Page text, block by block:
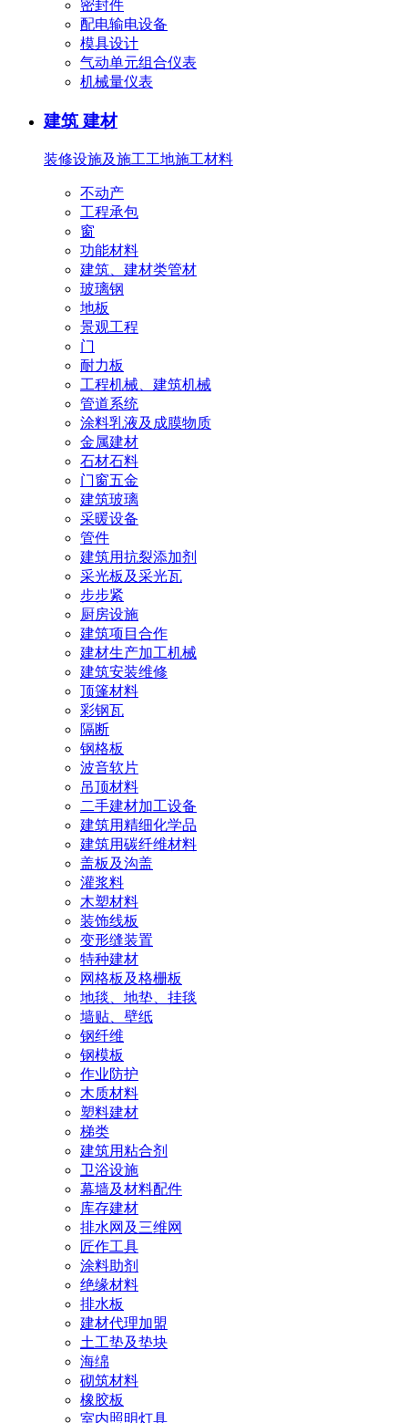
密封件
配电输电设备
模具设计
气动单元组合仪表
机械量仪表
建筑 建材
装修设施及施工工地施工材料
不动产
工程承包
窗
功能材料
建筑、建材类管材
玻璃钢
地板
景观工程
门
耐力板
工程机械、建筑机械
管道系统
涂料乳液及成膜物质
金属建材
石材石料
门窗五金
建筑玻璃
采暖设备
管件
建筑用抗裂添加剂
采光板及采光瓦
步步紧
厨房设施
建筑项目合作
建材生产加工机械
建筑安装维修
顶篷材料
彩钢瓦
隔断
钢格板
波音软片
吊顶材料
二手建材加工设备
建筑用精细化学品
建筑用碳纤维材料
盖板及沟盖
灌浆料
木塑材料
装饰线板
变形缝装置
特种建材
网格板及格栅板
地毯、地垫、挂毯
墙贴、壁纸
钢纤维
钢模板
作业防护
木质材料
塑料建材
梯类
建筑用粘合剂
卫浴设施
幕墙及材料配件
库存建材
排水网及三维网
匠作工具
涂料助剂
绝缘材料
排水板
建材代理加盟
土工垫及垫块
海绵
砌筑材料
橡胶板
室内照明灯具